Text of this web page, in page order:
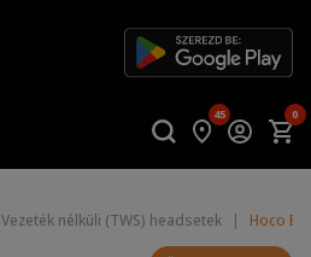
45 0
Vezeték nélküli (TWS) headsetek | Hoco